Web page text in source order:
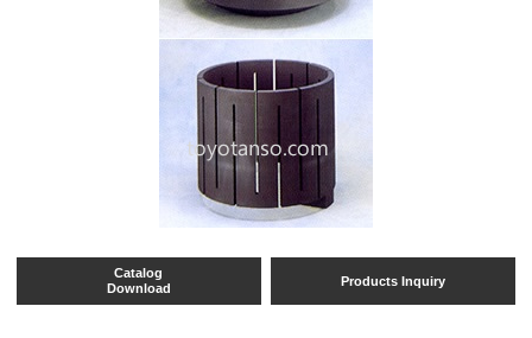
Catalog
Download
Products Inquiry